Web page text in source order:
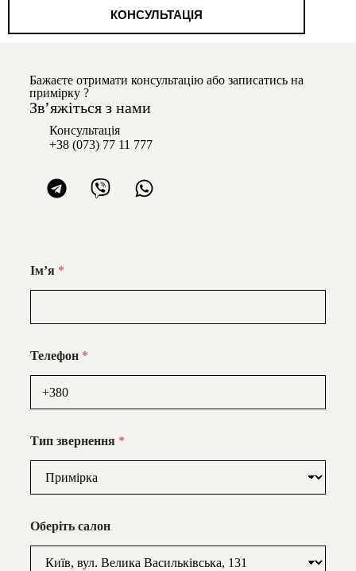
КОНСУЛЬТАЦІЯ
Бажаєте отримати консультацію або записатись на
примірку ?
Звʼяжіться з нами
Консультація
+38 (073) 77 11 777
Імʼя *
Телефон *
Тип звернення *
Оберіть салон